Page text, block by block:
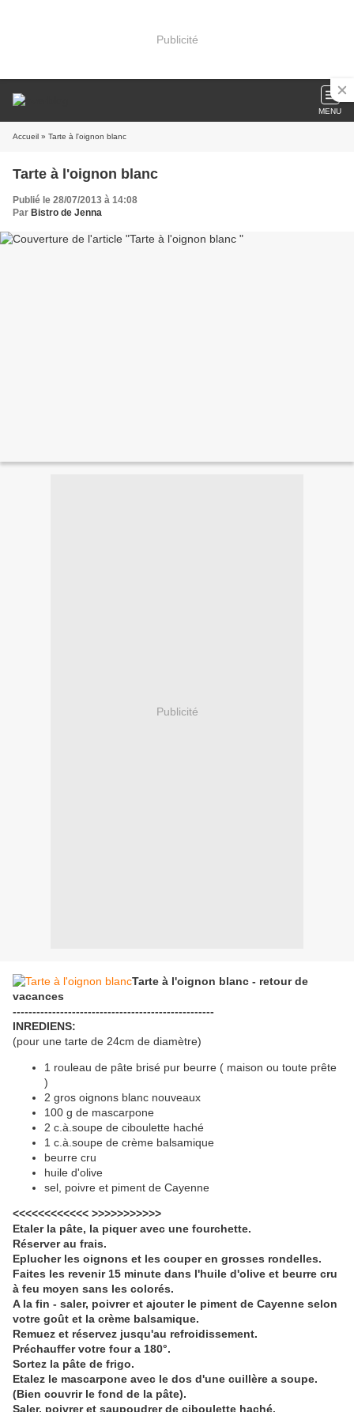
Publicité
MENU
Accueil » Tarte à l'oignon blanc
Tarte à l'oignon blanc
Publié le 28/07/2013 à 14:08
Par Bistro de Jenna
Publicité
Tarte à l'oignon blanc - retour de
vacances
---------------------------------------------------
INREDIENS:
(pour une tarte de 24cm de diamètre)
1 rouleau de pâte brisé pur beurre ( maison ou toute prête
)
2 gros oignons blanc nouveaux
100 g de mascarpone
2 c.à.soupe de ciboulette haché
1 c.à.soupe de crème balsamique
beurre cru
huile d'olive
sel, poivre et piment de Cayenne
<<<<<<<<<<<< >>>>>>>>>>>
Etaler la pâte, la piquer avec une fourchette.
Réserver au frais.
Eplucher les oignons et les couper en grosses rondelles.
Faites les revenir 15 minute dans l'huile d'olive et beurre cru
à feu moyen sans les colorés.
A la fin - saler, poivrer et ajouter le piment de Cayenne selon
votre goût et la crème balsamique.
Remuez et réservez jusqu'au refroidissement.
Préchauffer votre four a 180°.
Sortez la pâte de frigo.
Etalez le mascarpone avec le dos d'une cuillère a soupe.
(Bien couvrir le fond de la pâte).
Saler, poivrer et saupoudrer de ciboulette haché.